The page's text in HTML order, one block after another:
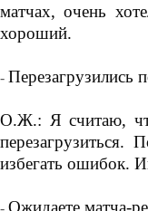
матчах, очень
хороший.
- Перезагрузились
О.Ж.: Я считаю,
перезагрузиться.
избегать ошибок.
- Ожидаете матча-